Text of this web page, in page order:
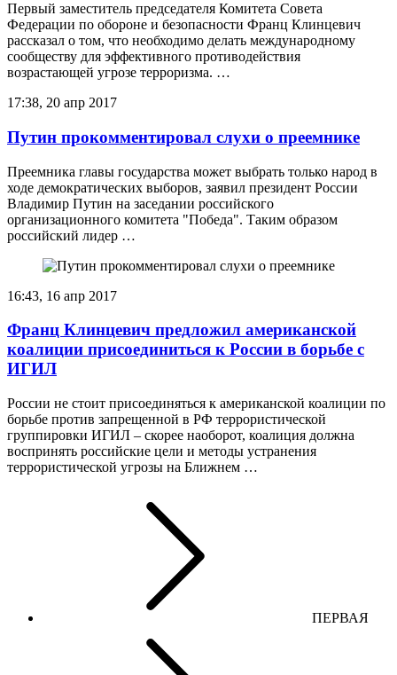
Первый заместитель председателя Комитета Совета
Федерации по обороне и безопасности Франц Клинцевич
рассказал о том, что необходимо делать международному
сообществу для эффективного противодействия
возрастающей угрозе терроризма. …
17:38, 20 апр 2017
Путин прокомментировал слухи о преемнике
Преемника главы государства может выбрать только народ в
ходе демократических выборов, заявил президент России
Владимир Путин на заседании российского
организационного комитета "Победа". Таким образом
российский лидер …
16:43, 16 апр 2017
Франц Клинцевич предложил американской
коалиции присоединиться к России в борьбе с
ИГИЛ
России не стоит присоединяться к американской коалиции по
борьбе против запрещенной в РФ террористической
группировки ИГИЛ – скорее наоборот, коалиция должна
воспринять российские цели и методы устранения
террористической угрозы на Ближнем …
ПЕРВАЯ